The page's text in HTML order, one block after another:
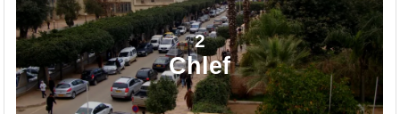
2
Chlef